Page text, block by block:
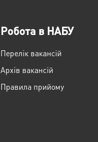
Робота в НАБУ
Перелік вакансій
Архів вакансій
Правила прийому